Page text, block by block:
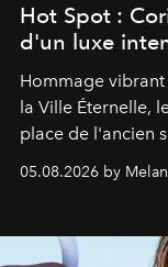
Hot Spot :
d'un luxe
Hommage
la Ville Éternelle,
place de l'ancien
de vivre Romain
05.08.2026 by